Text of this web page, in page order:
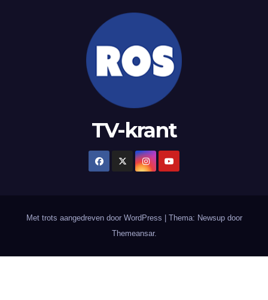
TV-krant
Met trots aangedreven door WordPress
Thema: Newsup door
Themeansar.